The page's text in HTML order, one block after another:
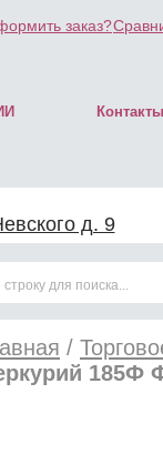
заказ?
Контакты
д. 9
/
185Ф